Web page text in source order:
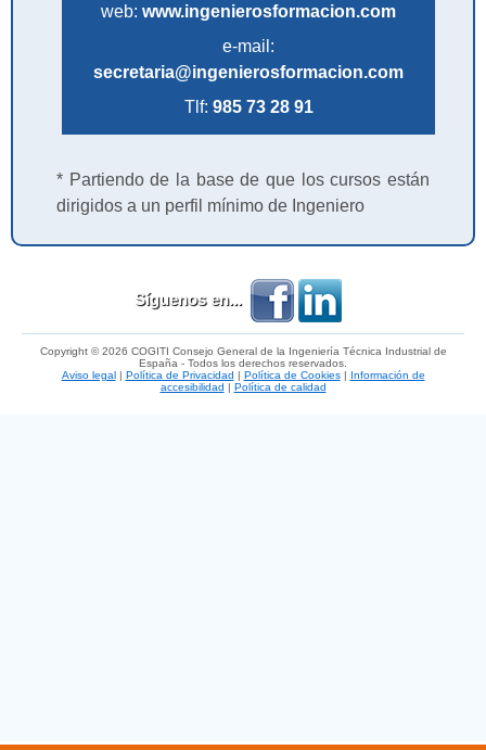
web: www.ingenierosformacion.com
e-mail:
secretaria@ingenierosformacion.com
Tlf: 985 73 28 91
* Partiendo de la base de que los cursos están
dirigidos a un perfil mínimo de Ingeniero
Síguenos en...
Copyright © 2026 COGITI Consejo General de la Ingeniería Técnica Industrial de
España - Todos los derechos reservados.
Aviso legal
Política de Privacidad Política de Cookies|
Información de
accesibilidad
Política de calidad